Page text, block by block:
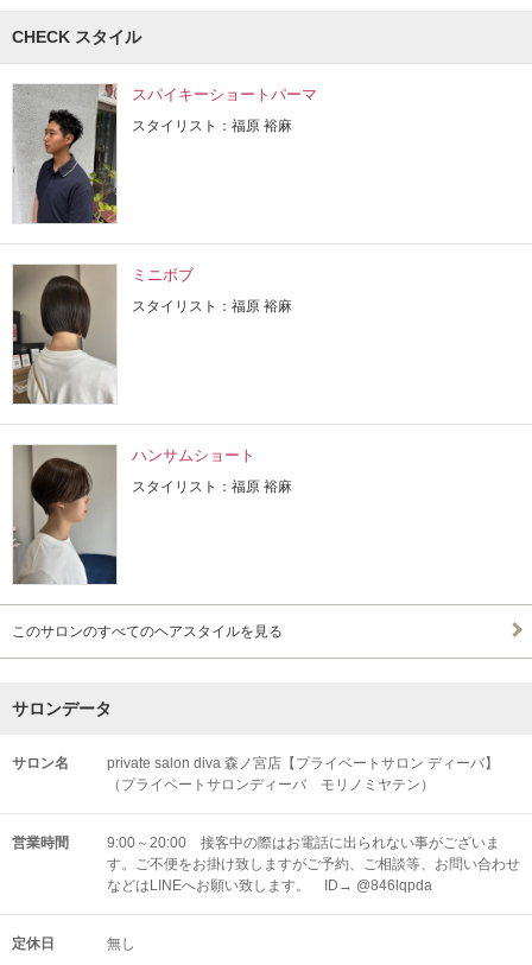
CHECK スタイル
スパイキーショートパーマ
スタイリスト：福原 裕麻
ミニボブ
スタイリスト：福原 裕麻
ハンサムショート
スタイリスト：福原 裕麻
このサロンのすべてのヘアスタイルを見る
サロンデータ
サロン名
private salon diva 森ノ宮店【プライベートサロン ディーバ】
（プライベートサロンディーバ モリノミヤテン）
営業時間
9:00～20:00 接客中の際はお電話に出られない事がございま
す。ご不便をお掛け致しますがご予約、ご相談等、お問い合わせ
などはLINEへお願い致します。 ID→ @846lqpda
定休日 無し